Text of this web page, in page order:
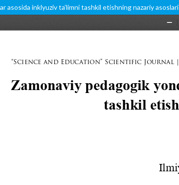
asosida inklyuziv ta’limni tashkil etishning nazariy asoslari